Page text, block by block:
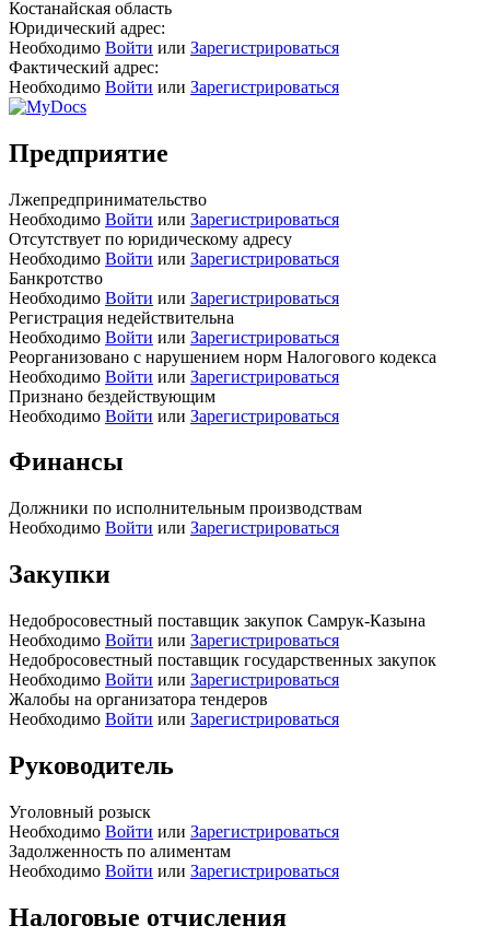
Костанайская область
Юридический адрес:
Необходимо Войти или Зарегистрироваться
Фактический адрес:
Необходимо Войти или Зарегистрироваться
Предприятие
Лжепредпринимательство
Необходимо Войти или Зарегистрироваться
Отсутствует по юридическому адресу
Необходимо Войти или Зарегистрироваться
Банкротство
Необходимо Войти или Зарегистрироваться
Регистрация недействительна
Необходимо Войти или Зарегистрироваться
Реорганизовано с нарушением норм Налогового кодекса
Необходимо Войти или Зарегистрироваться
Признано бездействующим
Необходимо Войти или Зарегистрироваться
Финансы
Должники по исполнительным производствам
Необходимо Войти или Зарегистрироваться
Закупки
Недобросовестный поставщик закупок Самрук-Казына
Необходимо Войти или Зарегистрироваться
Недобросовестный поставщик государственных закупок
Необходимо Войти или Зарегистрироваться
Жалобы на организатора тендеров
Необходимо Войти или Зарегистрироваться
Руководитель
Уголовный розыск
Необходимо Войти или Зарегистрироваться
Задолженность по алиментам
Необходимо Войти или Зарегистрироваться
Налоговые отчисления